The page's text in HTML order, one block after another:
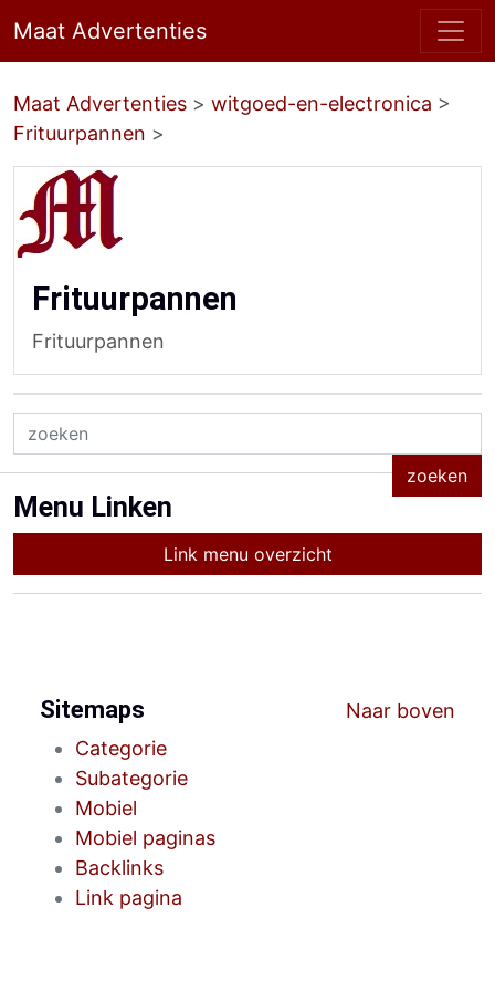
Maat Advertenties
Maat Advertenties > witgoed-en-electronica >
Frituurpannen >
Frituurpannen
Frituurpannen
Menu Linken
Link menu overzicht
Naar boven
Sitemaps
Categorie
Subategorie
Mobiel
Mobiel paginas
Backlinks
Link pagina